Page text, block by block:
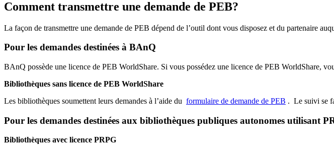
Comment transmettre une demande de PEB?
La façon de transmettre une demande de PEB dépend de l’outil dont vous disposez et du partenaire
Pour les demandes destinées à BAnQ
BAnQ possède une licence de PEB WorldShare. Si vous possédez une licence de PEB WorldShare,
Bibliothèques sans licence de PEB WorldShare
Les bibliothèques soumettent leurs demandes à l’aide du formulaire de demande de PEB . Le suivi se
Pour les demandes destinées aux bibliothèques publiques autonomes utilisant
Bibliothèques avec licence PRPG